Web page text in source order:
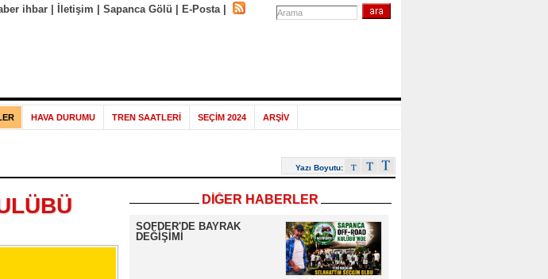
ihbar| İletişim Sapanca Gölü E-Posta|
HAVA DURUMU TREN SAATLERİ SEÇİM 2024 ARŞİV
Yazı Boyutu:
DİĞER HABERLER
SOFDER'DE BAYRAK
DEĞİŞİMİ